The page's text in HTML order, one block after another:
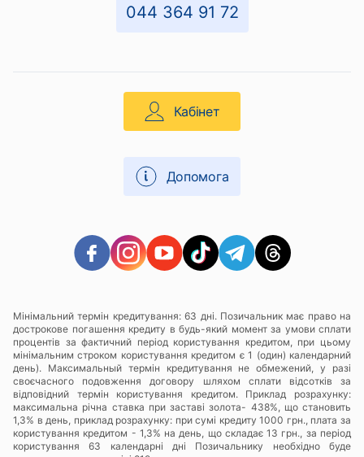
044 364 91 72
Кабінет
Допомога
Мінімальний термін кредитування: 63 дні. Позичальник має право на
дострокове погашення кредиту в будь-який момент за умови сплати
процентів за фактичний період користування кредитом, при цьому
мінімальним строком користування кредитом є 1 (один) календарний
день). Максимальный термін кредитування не обмежений, у разі
своєчасного подовження договору шляхом сплати відсотків за
відповідний термін користування кредитом. Приклад розрахунку:
максимальна річна ставка при заставі золота- 438%, що становить
1,3% в день, приклад розрахунку: при сумі кредиту 1000 грн., плата за
користування кредитом - 1,3% на день, що складає 13 грн., за період
користування 63 календарні дні Позичальнику необхідно буде